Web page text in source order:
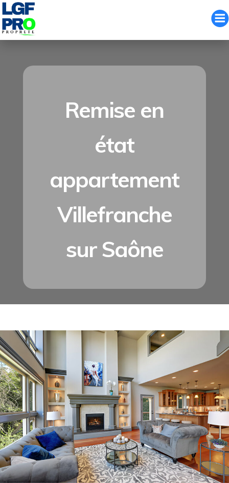
Remise en
état
appartement
Villefranche
sur Saône